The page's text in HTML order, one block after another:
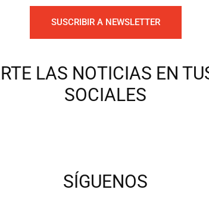
SUSCRIBIR A NEWSLETTER
LAS NOTICIAS EN
SOCIALES
SÍGUENOS